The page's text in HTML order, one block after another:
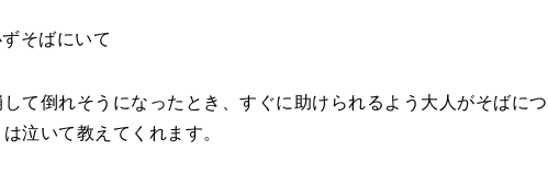
そばにいて
て倒れそうになったとき、すぐに助けられるよう大人がそばにつ
泣いて教えてくれます。